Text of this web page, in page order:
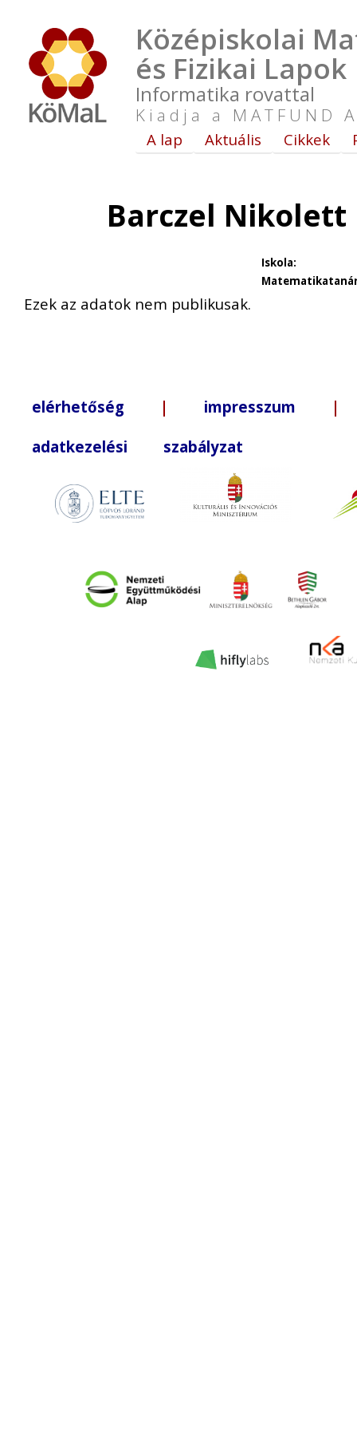
Középiskolai
és Fizikai Lapok
Informatika rovattal
Kiadja a MATFUND
A lap Aktuális Cikkek
Barczel Nikolett
Iskola:
Ezek az adatok nem publikusak.
elérhetőség | impresszum |
adatkezelési szabályzat